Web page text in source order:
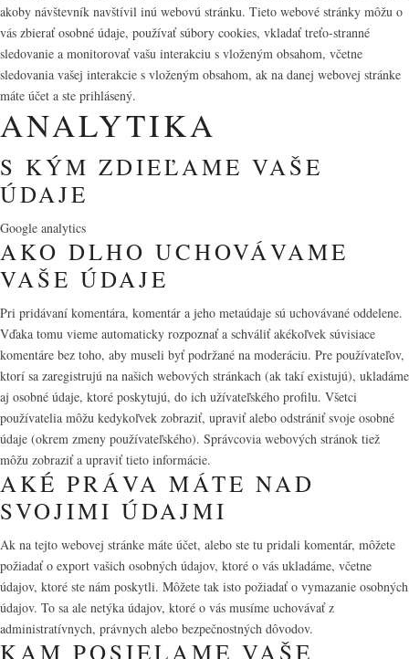
akoby návštevník navštívil inú webovú stránku. Tieto webové stránky môžu o
vás zbierať osobné údaje, používať súbory cookies, vkladať treťo-stranné
sledovanie a monitorovať vašu interakciu s vloženým obsahom, včetne
sledovania vašej interakcie s vloženým obsahom, ak na danej webovej stránke
máte účet a ste prihlásený.
ANALYTIKA
S KÝM ZDIEĽAME VAŠE
ÚDAJE
Google analytics
AKO DLHO UCHOVÁVAME
VAŠE ÚDAJE
Pri pridávaní komentára, komentár a jeho metaúdaje sú uchovávané oddelene.
Vďaka tomu vieme automaticky rozpoznať a schváliť akékoľvek súvisiace
komentáre bez toho, aby museli byť podržané na moderáciu. Pre používateľov,
ktorí sa zaregistrujú na našich webových stránkach (ak takí existujú), ukladáme
aj osobné údaje, ktoré poskytujú, do ich užívateľského profilu. Všetci
používatelia môžu kedykoľvek zobraziť, upraviť alebo odstrániť svoje osobné
údaje (okrem zmeny používateľského). Správcovia webových stránok tiež
môžu zobraziť a upraviť tieto informácie.
AKÉ PRÁVA MÁTE NAD
SVOJIMI ÚDAJMI
Ak na tejto webovej stránke máte účet, alebo ste tu pridali komentár, môžete
požiadať o export vašich osobných údajov, ktoré o vás ukladáme, včetne
údajov, ktoré ste nám poskytli. Môžete tak isto požiadať o vymazanie osobných
údajov. To sa ale netýka údajov, ktoré o vás musíme uchovávať z
administratívnych, právnych alebo bezpečnostných dôvodov.
KAM POSIELAME VAŠE